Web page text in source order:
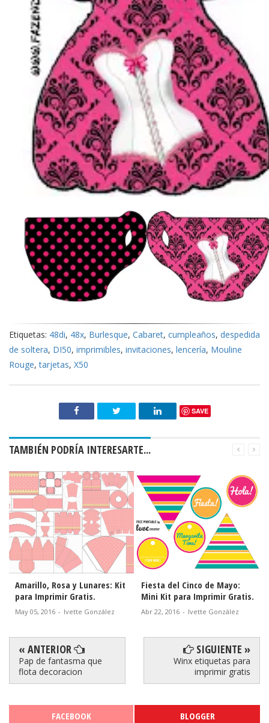
Etiquetas: 48di, 48x, Burlesque, Cabaret, cumpleaños, despedida
de soltera, DI50, imprimibles, invitaciones, lencería, Mouline
Rouge,tarjetas, X50
SAVE
TAMBIÉN PODRÍA INTERESARTE...
Fiesta del Cinco de Mayo:
Mini Kit para Imprimir Gratis.
Abr 22, 2016 - Ivette González
Paso a Paso para Hacer
Tarjeta con Forma de Corset.
Mar 04, 2016 - Ivette González
« ANTERIOR
Pap de fantasma que
flota decoracion
SIGUIENTE »
Winx etiquetas para
imprimir gratis
FACEBOOK BLOGGER